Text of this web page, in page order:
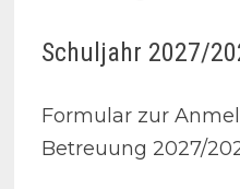
Schuljahr 2027/
Formular zur
Betreuung 2027/